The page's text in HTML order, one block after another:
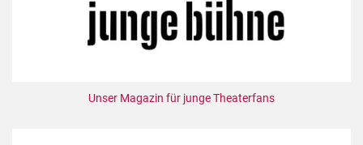
Unser Magazin für junge Theaterfans